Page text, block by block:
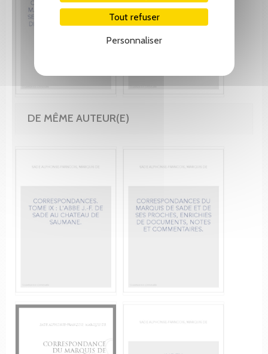
Tout refuser
Personnaliser
DE MÊME AUTEUR(E)